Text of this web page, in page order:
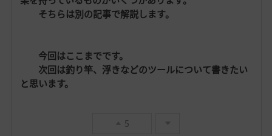
そちらは別の記事で解説します。
今回はここまでです。
次回は釣り竿、浮きなどのツールについて書きたい
と思います。
5